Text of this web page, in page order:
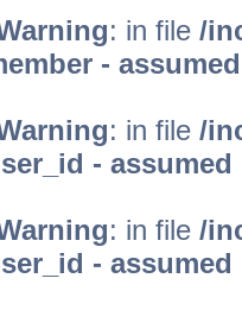
: in file /
-
: in file /
-
: in file /
-